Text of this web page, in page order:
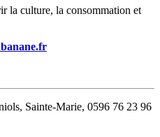
la culture, la consommation et
Sainte-Marie, 0596 76 23 96